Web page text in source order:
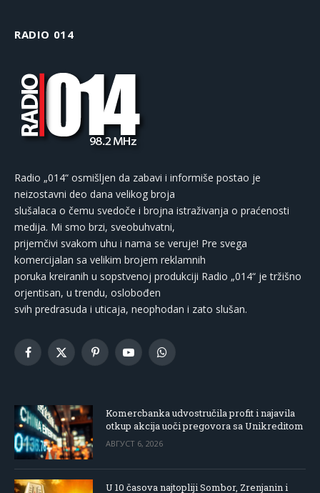
RADIO 014
Radio „014“ osmišljen da zabavi i informiše postao je
neizostavni deo dana velikog broja
slušalaca o čemu svedoče i brojna istraživanja o praćenosti
medija. Mi smo brzi, sveobuhvatni,
prijemčivi svakom uhu i nama se veruje! Pre svega
komercijalan sa velikim brojem reklamnih
poruka kreiranih u sopstvenoj produkciji Radio „014“ je tržišno
orjentisan, u trendu, oslobođen
svih predrasuda i uticaja, neophodan i zato slušan.
Facebook
X
PinterestYouTubeWhatsApp
Komercbanka udvostručila profit i najavila
otkup akcija uoči pregovora sa Unikreditom
АВГУСТ 6, 2026
U 10 časova najtopliji Sombor, Zrenjanin i